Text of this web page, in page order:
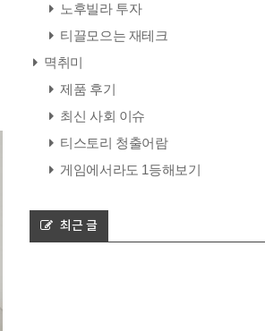
노후빌라 투자
티끌모으는 재테크
멱취미
제품 후기
최신 사회 이슈
티스토리 청출어람
게임에서라도 1등해보기
최근 글